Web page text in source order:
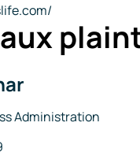
Administration